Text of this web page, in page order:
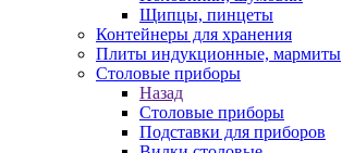
Щипцы, пинцеты
Контейнеры для хранения
Плиты индукционные, мармиты
Столовые приборы
Назад
Столовые приборы
Подставки для приборов